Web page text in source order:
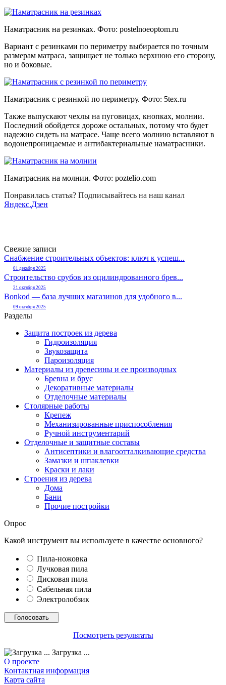
Наматрасник на резинках. Фото: postelnoeoptom.ru
Вариант с резинками по периметру выбирается по точным
размерам матраса, защищает не только верхнюю его сторону,
но и боковые.
Наматрасник с резинкой по периметру. Фото: 5tex.ru
Также выпускают чехлы на пуговицах, кнопках, молнии.
Последний обойдется дороже остальных, потому что будет
надежно сидеть на матрасе. Чаще всего молнию вставляют в
водонепроницаемые и антибактериальные наматрасники.
Наматрасник на молнии. Фото: poztelio.com
Понравилась статья? Подписывайтесь на наш канал
Яндекс.Дзен
Свежие записи
Снабжение строительных объектов: ключ к успеш...
01 декабря 2025
Строительство срубов из оцилиндрованного брев...
21 октября 2025
Bonkod — база лучших магазинов для удобного в...
09 октября 2025
Разделы
Защита построек из дерева
Гидроизоляция
Звукозащита
Пароизоляция
Материалы из древесины и ее производных
Бревна и брус
Декоративные материалы
Отделочные материалы
Столярные работы
Крепеж
Механизированные приспособления
Ручной инструментарий
Отделочные и защитные составы
Антисептики и влагоотталкивающие средства
Замазки и шпаклевки
Краски и лаки
Строения из дерева
Дома
Бани
Прочие постройки
Опрос
Какой инструмент вы используете в качестве основного?
Пила-ножовка
Лучковая пила
Дисковая пила
Сабельная пила
Электролобзик
Посмотреть результаты
Загрузка ...
О проекте
Контактная информация
Карта сайта